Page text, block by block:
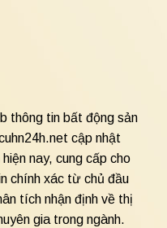
thông tin bất động sản
cập nhật
nay, cung cấp cho
chính xác từ chủ đầu
tích nhận định về thị
gia trong ngành.